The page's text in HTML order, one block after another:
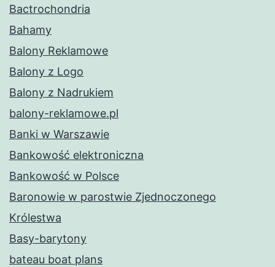
Bactrochondria
Bahamy
Balony Reklamowe
Balony z Logo
Balony z Nadrukiem
balony-reklamowe.pl
Banki w Warszawie
Bankowość elektroniczna
Bankowość w Polsce
Baronowie w parostwie Zjednoczonego
Królestwa
Basy-barytony
bateau boat plans